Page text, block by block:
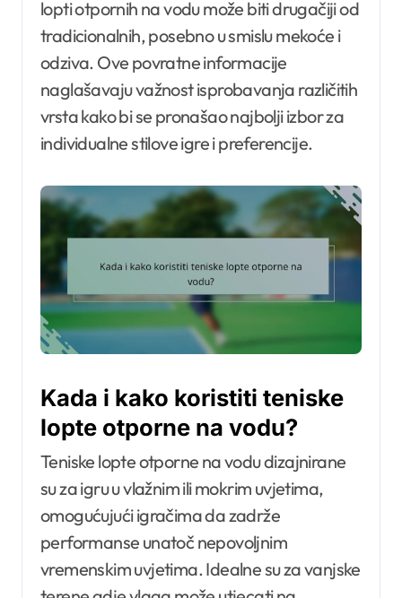
lopti otpornih na vodu može biti drugačiji od
tradicionalnih, posebno u smislu mekoće i
odziva. Ove povratne informacije
naglašavaju važnost isprobavanja različitih
vrsta kako bi se pronašao najbolji izbor za
individualne stilove igre i preferencije.
Kada i kako koristiti teniske
lopte otporne na vodu?
Teniske lopte otporne na vodu dizajnirane
su za igru u vlažnim ili mokrim uvjetima,
omogućujući igračima da zadrže
performanse unatoč nepovoljnim
vremenskim uvjetima. Idealne su za vanjske